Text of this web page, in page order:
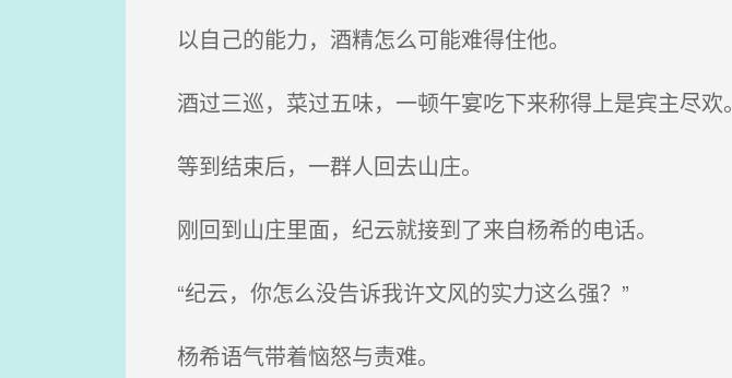
以自己的能力，酒精怎么可能难得住他。
酒过三巡，菜过五味，一顿午宴吃下来称得上是宾主尽欢。
等到结束后，一群人回去山庄。
刚回到山庄里面，纪云就接到了来自杨希的电话。
“纪云，你怎么没告诉我许文风的实力这么强？”
杨希语气带着恼怒与责难。